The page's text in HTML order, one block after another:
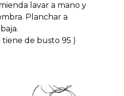
lavar a mano y
Planchar a
tiene de busto 95 )